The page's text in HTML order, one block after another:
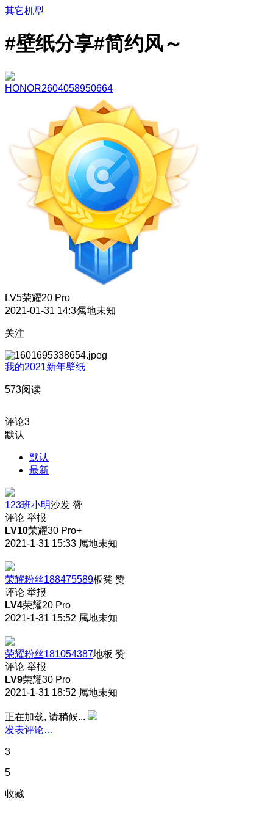
其它机型
#壁纸分享#简约风～
HONOR2604058950664
LV5荣耀20 Pro
2021-01-31 14:34属地未知
关注
我的2021新年壁纸
573阅读
评论3
默认
默认
最新
123班小明沙发 赞
评论 举报
LV10荣耀30 Pro+
2021-1-31 15:33 属地未知
荣耀粉丝188475589板凳 赞
评论 举报
LV4荣耀20 Pro
2021-1-31 15:52 属地未知
荣耀粉丝181054387地板 赞
评论 举报
LV9荣耀30 Pro
2021-1-31 18:52 属地未知
正在加载, 请稍候...
发表评论…
3
5
收藏